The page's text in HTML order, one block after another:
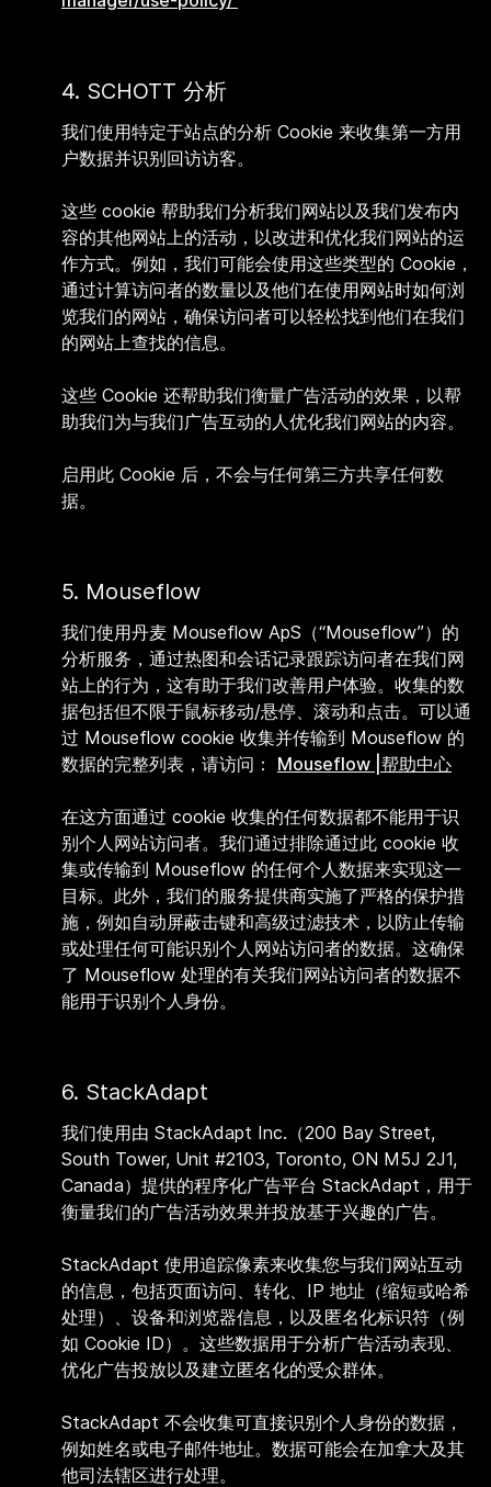
4. SCHOTT 分析
我们使用特定于站点的分析 Cookie 来收集第一方用
户数据并识别回访访客。
这些 cookie 帮助我们分析我们网站以及我们发布内
容的其他网站上的活动，以改进和优化我们网站的运
作方式。例如，我们可能会使用这些类型的 Cookie，
通过计算访问者的数量以及他们在使用网站时如何浏
览我们的网站，确保访问者可以轻松找到他们在我们
的网站上查找的信息。
这些 Cookie 还帮助我们衡量广告活动的效果，以帮
助我们为与我们广告互动的人优化我们网站的内容。
启用此 Cookie 后，不会与任何第三方共享任何数
据。
5. Mouseflow
我们使用丹麦 Mouseflow ApS（“Mouseflow”）的
分析服务，通过热图和会话记录跟踪访问者在我们网
站上的行为，这有助于我们改善用户体验。收集的数
据包括但不限于鼠标移动/悬停、滚动和点击。可以通
过 Mouseflow cookie 收集并传输到 Mouseflow 的
数据的完整列表，请访问： Mouseflow |帮助中心
在这方面通过 cookie 收集的任何数据都不能用于识
别个人网站访问者。我们通过排除通过此 cookie 收
集或传输到 Mouseflow 的任何个人数据来实现这一
目标。此外，我们的服务提供商实施了严格的保护措
施，例如自动屏蔽击键和高级过滤技术，以防止传输
或处理任何可能识别个人网站访问者的数据。这确保
了 Mouseflow 处理的有关我们网站访问者的数据不
能用于识别个人身份。
6. StackAdapt
我们使用由 StackAdapt Inc.（200 Bay Street,
South Tower, Unit #2103, Toronto, ON M5J 2J1,
Canada）提供的程序化广告平台 StackAdapt，用于
衡量我们的广告活动效果并投放基于兴趣的广告。
StackAdapt 使用追踪像素来收集您与我们网站互动
的信息，包括页面访问、转化、IP 地址（缩短或哈希
处理）、设备和浏览器信息，以及匿名化标识符（例
如 Cookie ID）。这些数据用于分析广告活动表现、
优化广告投放以及建立匿名化的受众群体。
StackAdapt 不会收集可直接识别个人身份的数据，
例如姓名或电子邮件地址。数据可能会在加拿大及其
他司法辖区进行处理。